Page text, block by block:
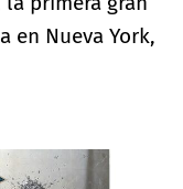
en Nueva York,